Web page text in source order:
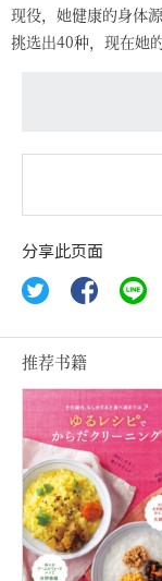
现役，她健康的身体
挑选出40种，现在她
分享此页面
推荐书籍